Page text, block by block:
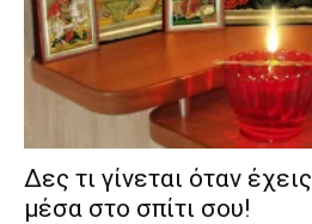
Δες τι γίνεται όταν
μέσα στο σπίτι σου!